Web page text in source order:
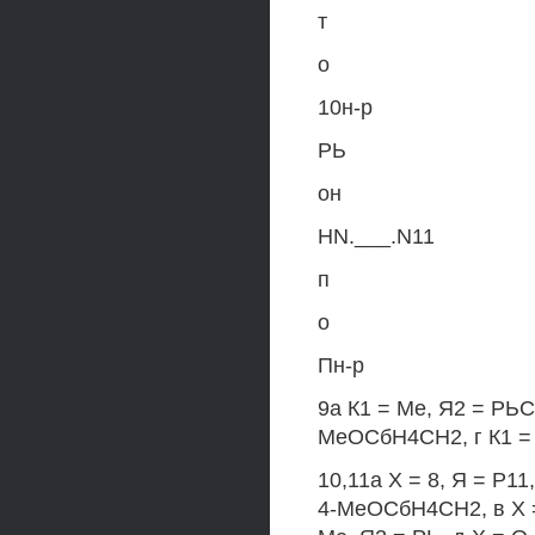
т
о
10н-р
РЬ
он
HN.___.N11
п
о
Пн-р
9а К1 = Ме, Я2 =
МеОСбН4СН2, г К1
10,11а X = 8, Я =
4-МеОСбН4СН2, в X